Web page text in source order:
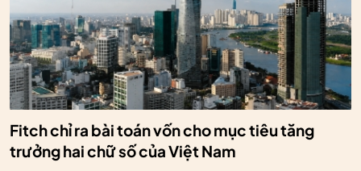
Fitch chỉ ra bài toán vốn cho mục tiêu tăng
trưởng hai chữ số của Việt Nam